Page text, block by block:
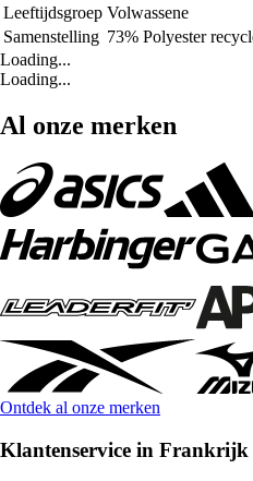
Leeftijdsgroep Volwassene
Samenstelling 73% Polyester
Loading...
Loading...
Al onze merken
Ontdek al onze merken
Klantenservice in Frankrijk